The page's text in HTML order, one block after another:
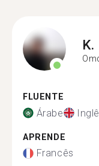
K.
FLUENTE
Árabe
APRENDE
Francês